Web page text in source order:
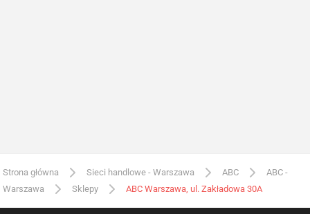
Strona główna Sieci handlowe - Warszawa ABC
ABC -
Warszawa
Sklepy ABC Warszawa, ul. Zakładowa 30A